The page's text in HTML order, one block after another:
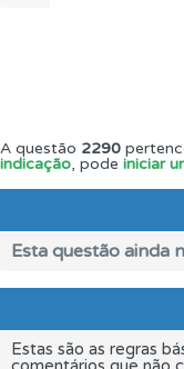
A questão 2290
indicação, pode iniciar
Esta questão ainda
Estas são as regras